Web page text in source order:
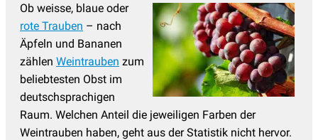
Ob weisse, blaue oder
rote Trauben – nach
Äpfeln und Bananen
zählen Weintrauben zum
beliebtesten Obst im
deutschsprachigen
Raum. Welchen Anteil die jeweiligen Farben der
Weintrauben haben, geht aus der Statistik nicht hervor.